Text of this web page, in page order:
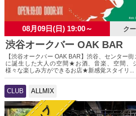
08月09日(日) 19:00～ ク
渋谷オークバー OAK BAR
【渋谷オークバー OAK BAR】渋谷、センター
に誕生した大人の空間★お酒、音楽、空間、
様々な楽しみ方ができるお店★新感覚スタイリ...
CLUB ALLMIX